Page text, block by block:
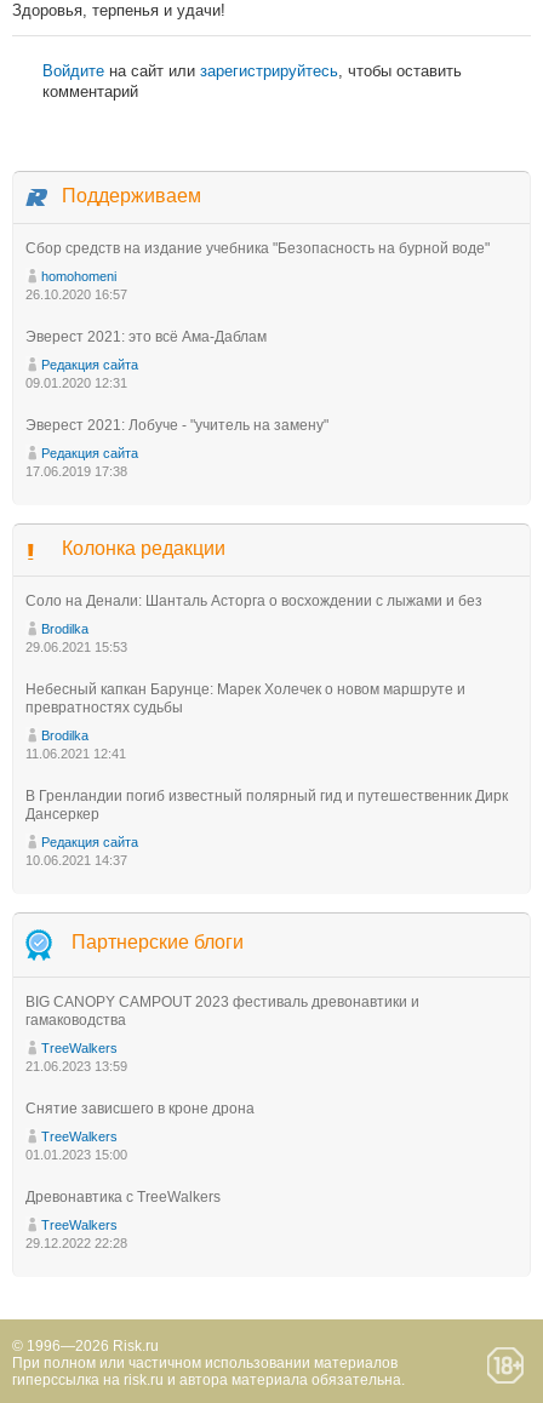
Здоровья, терпенья и удачи!
Войдите на сайт или зарегистрируйтесь, чтобы оставить
комментарий
Поддерживаем
Сбор средств на издание учебника "Безопасность на бурной воде"
homohomeni
26.10.2020 16:57
Эверест 2021: это всё Ама-Даблам
Редакция сайта
09.01.2020 12:31
Эверест 2021: Лобуче - "учитель на замену"
Редакция сайта
17.06.2019 17:38
Колонка редакции
Соло на Денали: Шанталь Асторга о восхождении с лыжами и без
Brodilka
29.06.2021 15:53
Небесный капкан Барунце: Марек Холечек о новом маршруте и
превратностях судьбы
Brodilka
11.06.2021 12:41
В Гренландии погиб известный полярный гид и путешественник Дирк
Дансеркер
Редакция сайта
10.06.2021 14:37
Партнерские блоги
BIG CANOPY CAMPOUT 2023 фестиваль древонавтики и
гамаководства
TreeWalkers
21.06.2023 13:59
Снятие зависшего в кроне дрона
TreeWalkers
01.01.2023 15:00
Древонавтика с TreeWalkers
TreeWalkers
29.12.2022 22:28
© 1996—2026 Risk.ru
При полном или частичном использовании материалов
гиперссылка на risk.ru и автора материала обязательна.